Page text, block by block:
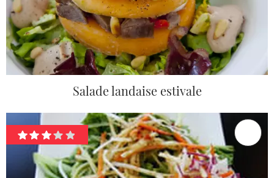
Salade landaise estivale